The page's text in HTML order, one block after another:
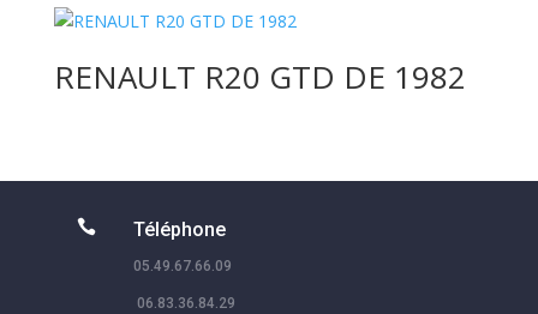
RENAULT R20 GTD DE 1982
 Téléphone
05.49.67.66.09
06.83.36.84.29